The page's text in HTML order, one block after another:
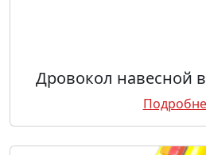
Дровокол навесной